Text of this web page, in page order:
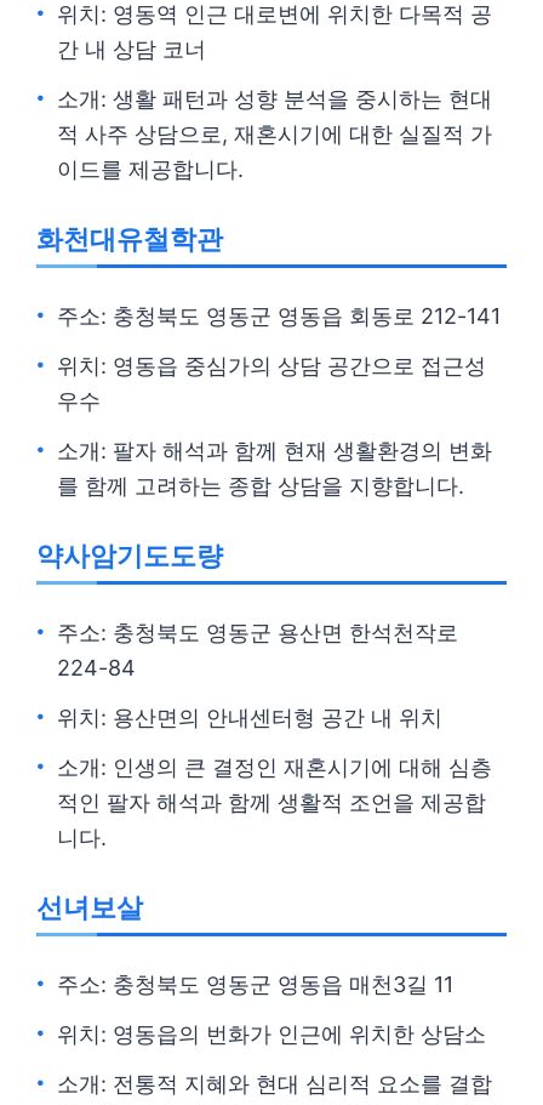
위치: 영동역 인근 대로변에 위치한 다목적 공
간 내 상담 코너
소개: 생활 패턴과 성향 분석을 중시하는 현대
적 사주 상담으로, 재혼시기에 대한 실질적 가
이드를 제공합니다.
화천대유철학관
주소: 충청북도 영동군 영동읍 회동로 212-141
위치: 영동읍 중심가의 상담 공간으로 접근성
우수
소개: 팔자 해석과 함께 현재 생활환경의 변화
를 함께 고려하는 종합 상담을 지향합니다.
약사암기도도량
주소: 충청북도 영동군 용산면 한석천작로
224-84
위치: 용산면의 안내센터형 공간 내 위치
소개: 인생의 큰 결정인 재혼시기에 대해 심층
적인 팔자 해석과 함께 생활적 조언을 제공합
니다.
선녀보살
주소: 충청북도 영동군 영동읍 매천3길 11
위치: 영동읍의 번화가 인근에 위치한 상담소
소개: 전통적 지혜와 현대 심리적 요소를 결합